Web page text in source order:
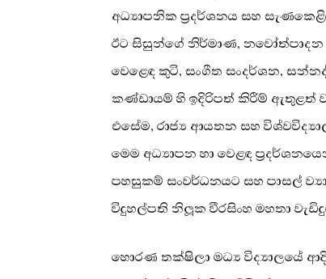
අධ්‍යාපනික ප්‍රදර්ශනය සහ
ඊට සිසුන්ගේ නිර්මාණ,
වෙළෙඳ කුටි, සංගීත සංදර්ශන,
කණ්ඩායම් හි ඉදිරිපත් කිරීම් ඇතුළත්
එසේම, රාජ්‍ය ආයතන සහ
මෙම අධ්‍යාපන හා වෙළඳ
පහසුකම් සංවර්ධනයට සහ පාසල්
විදුහල්පති නිලූක වීරසිංහ මහතා
හොරණ තක්ෂිලා මධ්‍ය විද්‍යාලයේ